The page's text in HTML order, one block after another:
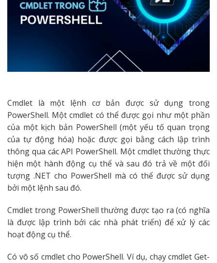
Cmdlet là một lệnh cơ bản được sử dụng trong
PowerShell. Một cmdlet có thể được gọi như một phần
của một kịch bản PowerShell (một yếu tố quan trọng
của tự động hóa) hoặc được gọi bằng cách lập trình
thông qua các API PowerShell. Một cmdlet thường thực
hiện một hành động cụ thể và sau đó trả về một đối
tượng .NET cho PowerShell mà có thể được sử dụng
bởi một lệnh sau đó.
Cmdlet trong PowerShell thường được tạo ra (có nghĩa
là được lập trình bởi các nhà phát triển) để xử lý các
hoạt động cụ thể.
Có vô số cmdlet cho PowerShell. Ví dụ, chạy cmdlet Get-